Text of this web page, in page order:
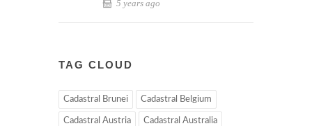
5 years ago
TAG CLOUD
Cadastral Brunei Cadastral Belgium
Cadastral Austria Cadastral Australia